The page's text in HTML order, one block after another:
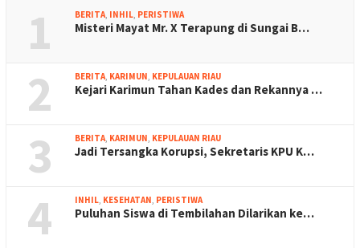
1 BERITA INHIL PERISTIWA
Misteri Mayat Mr. X Terapung di Sungai B…
2 BERITA KARIMUN KEPULAUAN RIAU
Kejari Karimun Tahan Kades dan Rekannya …
3 BERITA KARIMUN KEPULAUAN RIAU
Jadi Tersangka Korupsi, Sekretaris KPU K…
4 INHIL KESEHATAN PERISTIWA
Puluhan Siswa di Tembilahan Dilarikan ke…